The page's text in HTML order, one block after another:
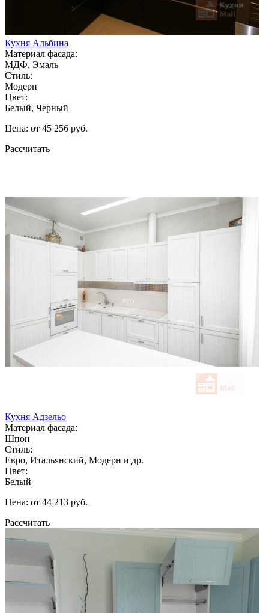
Кухня Альбина
Материал фасада:
МДФ, Эмаль
Стиль:
Модерн
Цвет:
Белый, Черный
Цена: от 45 256 руб.
Рассчитать
Кухня Адзельо
Материал фасада:
Шпон
Стиль:
Евро, Итальянский, Модерн и др.
Цвет:
Белый
Цена: от 44 213 руб.
Рассчитать